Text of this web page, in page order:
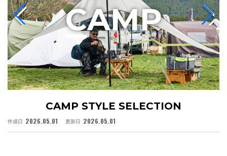
CAMP STYLE SELECTION
作成日 2026.05.01 更新日 2026.05.01
CAMP